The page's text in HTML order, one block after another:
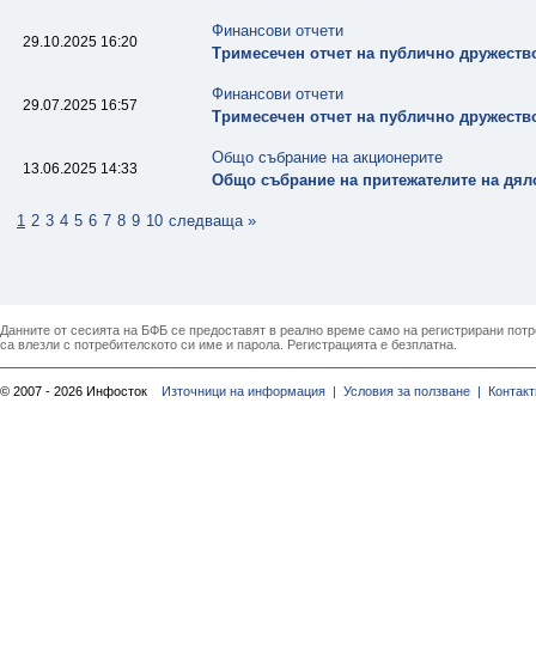
29.10.2025 16:20
Финансови отчети
Тримесечен отчет на публично
29.07.2025 16:57
Финансови отчети
Тримесечен отчет на публично
13.06.2025 14:33
Общо събрание на акционерите
Общо събрание на притежателите на
1 2 3 4 5 6 7 8 9 10 следваща »
Данните от сесията на БФБ се предоставят в реално време само на регистрирани
са влезли с потребителското си име и парола. Регистрацията е безплатна.
© 2007 - 2026 Инфосток Източници на информация | Условия за ползване |